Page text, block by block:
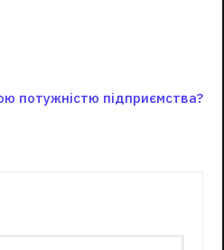
потужністю підприємства?